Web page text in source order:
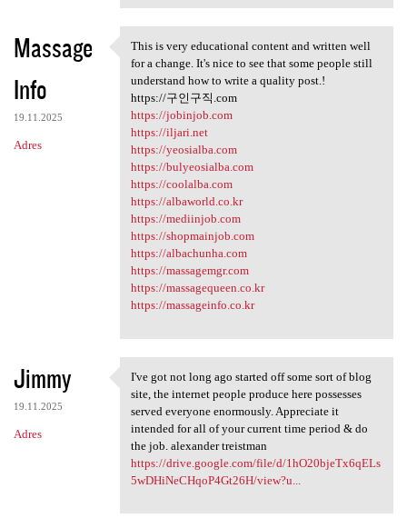
Massage
Info
19.11.2025
Adres
This is very educational
This is very educational content and written well
for a change. It's nice to see that some people still
understand how to write a quality post.!
https://구인구직.com
https://jobinjob.com
https://iljari.net
https://yeosialba.com
https://bulyeosialba.com
https://coolalba.com
https://albaworld.co.kr
https://mediinjob.com
https://shopmainjob.com
https://albachunha.com
https://massagemgr.com
https://massagequeen.co.kr
https://massageinfo.co.kr
Jimmy
19.11.2025
Adres
I've got not long ago started
I've got not long ago started off some sort of blog
site, the internet people produce here possesses
served everyone enormously. Appreciate it
intended for all of your current time period & do
the job. alexander treistman
https://drive.google.com/file/d/1hO20bjeTx6qELs
5wDHiNeCHqoP4Gt26H/view?u...